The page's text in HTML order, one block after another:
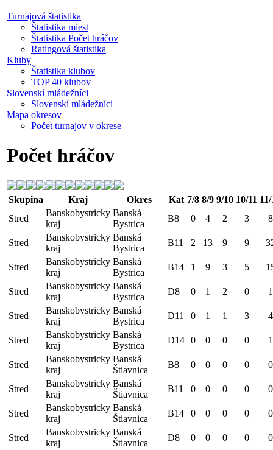
Turnajová štatistika
Štatistika miest
Štatistika Počet hráčov
Ratingová štatistika
Kluby
Štatistika klubov
TOP 40 klubov
Slovenskí mládežníci
Slovenskí mládežníci
Mapa okresov
Počet turnajov v okrese
Počet hráčov
Skupina Kraj Okres Kat 7/8 8/9 9/10 10/11
Stred
Banskobystricky
kraj
Banská
Bystrica
B8 0 4 2 3 8
Stred
Banskobystricky
kraj
Banská
Bystrica
B11 2 13 9 9
Stred
Banskobystricky
kraj
Banská
Bystrica
B14 1 9 3 5
Stred
Banskobystricky
kraj
Banská
Bystrica
D8 0 1 2 0 1
Stred
Banskobystricky
kraj
Banská
Bystrica
D11 0 1 1 3 4
Stred
Banskobystricky
kraj
Banská
Bystrica
D14 0 0 0 0 1
Stred
Banskobystricky
kraj
Banská
Štiavnica
B8 0 0 0 0 0
Stred
Banskobystricky
kraj
Banská
Štiavnica
B11 0 0 0 0 0
Stred
Banskobystricky
kraj
Banská
Štiavnica
B14 0 0 0 0 0
Stred
Banskobystricky
kraj
Banská
Štiavnica
D8 0 0 0 0 0